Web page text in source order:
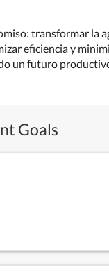
transformar la
eficiencia y
un futuro
Goals